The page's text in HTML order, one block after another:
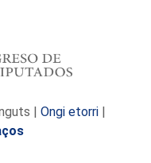
| Ongi etorri |